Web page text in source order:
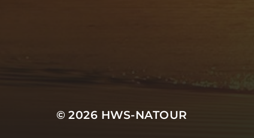
© 2026 HWS-NATOUR